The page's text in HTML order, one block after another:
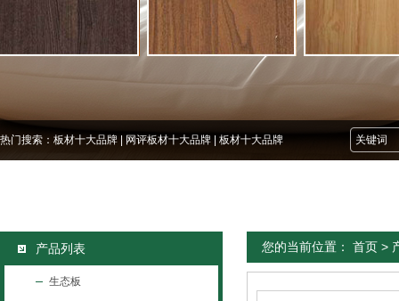
热门搜索： 板材十大品牌 网评板材十大品牌 板材十大品牌
您的当前位置： 首页 >
产品列表
生态板